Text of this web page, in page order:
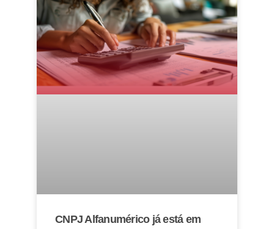
CNPJ Alfanumérico já está em